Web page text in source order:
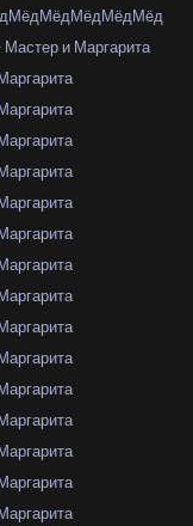
МёдМёдМёдМёдМёд
и Маргарита